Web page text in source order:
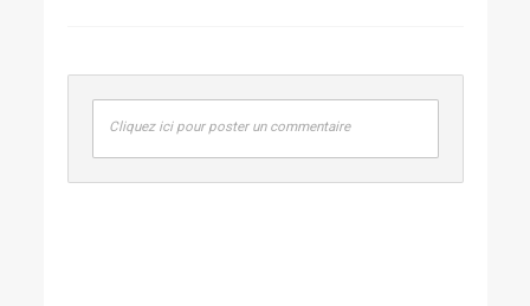
Cliquez ici pour poster un commentaire